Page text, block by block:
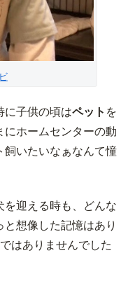
に子供の頃はペット を
ホームセンターの動
飼いたいなぁなんて憧
迎える時も、どんな
想像した記憶はあり
はありませんでした